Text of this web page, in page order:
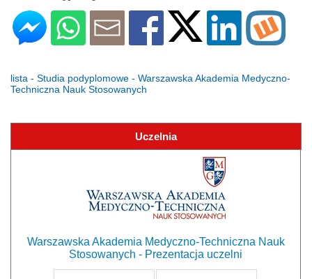
lista - Studia podyplomowe - Warszawska Akademia Medyczno-
Techniczna Nauk Stosowanych
Uczelnia
Warszawska Akademia Medyczno-Techniczna Nauk
Stosowanych - Prezentacja uczelni